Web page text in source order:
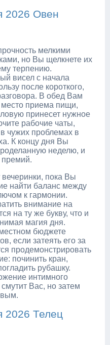
2026 Овен
мелкими
но Вы щелкнете их
терпению.
висел с начала
после короткого,
В обед Вам
приема пищи,
принесет нужное
рабочие чаты,
в чужих проблемах в
К концу дня Вы
неделю, и
премий.
вечеринки, пока Вы
найти баланс между
к гармонии.
внимание на
на ту же букву, что и
магия дня.
бюджете
если затеять его за
продемонстрировать
починить кран,
рубашку.
интимного
Вас, но затем
2026 Телец